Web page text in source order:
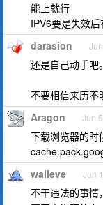
能上就行
IPV6要是失效
darasion
还是自己动手吧。
不要相信来历不
Aragon Jun
下载浏览器的
walleve Jun
不干违法的事情